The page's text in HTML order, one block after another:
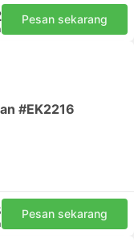
Pesan sekarang
#EK2216
Pesan sekarang